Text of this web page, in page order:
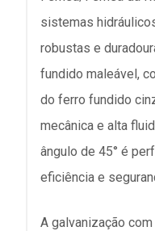
sistemas
robustas e
fundido maleável,
do ferro fundido
mecânica e alta
ângulo de 45° é
eficiência e
A galvanização